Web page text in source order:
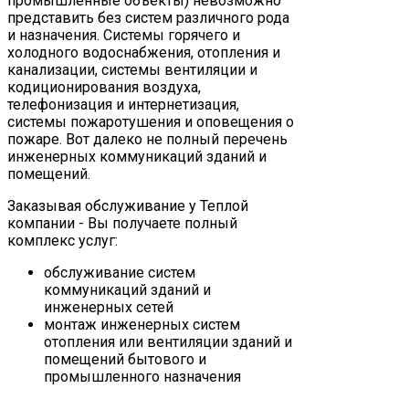
представить без систем различного рода
и назначения. Системы горячего и
холодного водоснабжения, отопления и
канализации, системы вентиляции и
кодиционирования воздуха,
телефонизация и интернетизация,
системы пожаротушения и оповещения о
пожаре. Вот далеко не полный перечень
инженерных коммуникаций зданий и
помещений.
Заказывая обслуживание у Теплой
компании - Вы получаете полный
комплекс услуг:
обслуживание систем
коммуникаций зданий и
инженерных сетей
монтаж инженерных систем
отопления или вентиляции зданий и
помещений бытового и
промышленного назначения